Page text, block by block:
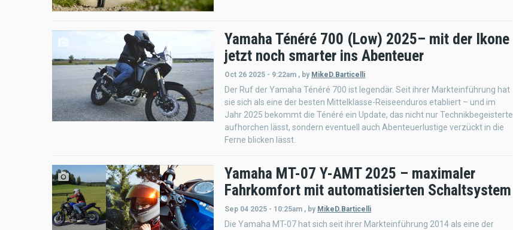
Yamaha Ténéré 700 (Low) 2025– mit der Ikone
jetzt noch smarter ins Abenteuer
Oct 26 2025 - 9:22am , by MikeD.Barticelli
Der Ruf der Yamaha Ténéré 700 ist legendär. Seit ihrer Markteinführung hat
sie sich als eine der besten Mittelklasse-Reiseenduros etabliert – und im
Jahr 2025 bekommt die Ténéré ein Update, das nicht nur Technikbegeisterte
aufhorchen lässt, sondern eventuell auch Abenteuerlustige verzückt in die
Ferne blicken lässt.
Yamaha MT-07 Y-AMT 2025 – maximaler
Fahrkomfort mit automatisierten Schaltsystem
Sep 04 2025 - 10:25am , by MikeD.Barticelli
Die Yamaha MT-07 hat sich seit ihrer Markteinführung 2014 als eine der